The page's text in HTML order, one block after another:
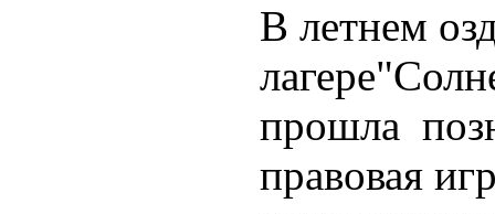
В летнем
прошла
правовая